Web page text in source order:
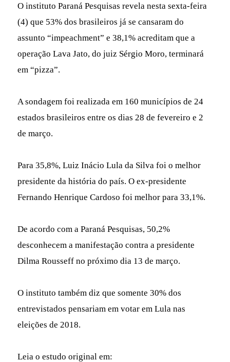
O instituto Paraná Pesquisas revela nesta sexta-feira
(4) que 53% dos brasileiros já se cansaram do
assunto “impeachment” e 38,1% acreditam que a
operação Lava Jato, do juiz Sérgio Moro, terminará
em “pizza”.
A sondagem foi realizada em 160 municípios de 24
estados brasileiros entre os dias 28 de fevereiro e 2
de março.
Para 35,8%, Luiz Inácio Lula da Silva foi o melhor
presidente da história do país. O ex-presidente
Fernando Henrique Cardoso foi melhor para 33,1%.
De acordo com a Paraná Pesquisas, 50,2%
desconhecem a manifestação contra a presidente
Dilma Rousseff no próximo dia 13 de março.
O instituto também diz que somente 30% dos
entrevistados pensariam em votar em Lula nas
eleições de 2018.
Leia o estudo original em: